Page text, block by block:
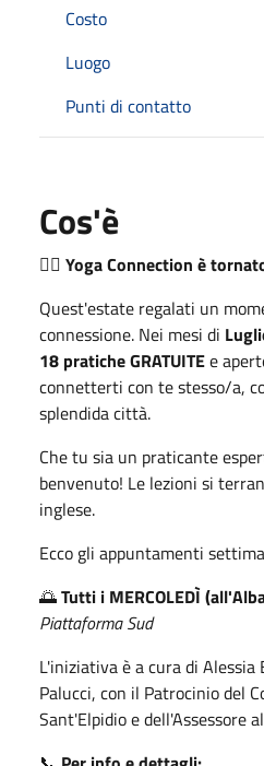
Costo
Luogo
Punti di contatto
Cos'è
🧘‍♂️ Yoga Connection è
Quest'estate regalati un
connessione. Nei mesi di
18 pratiche GRATUITEe
connetterti con te stesso/a,
splendida città.
Che tu sia un praticante
benvenuto! Le lezioni si
inglese.
Ecco gli appuntamenti
🌅Tutti i MERCOLEDÌ
Piattaforma Sud
L'iniziativa è a cura di Alessia
Palucci, con il Patrocinio del
Sant'Elpidio e dell'Assessore